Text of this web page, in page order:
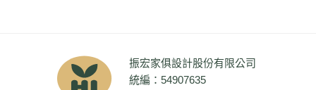
振宏家俱設計股份有限公司
統編：54907635